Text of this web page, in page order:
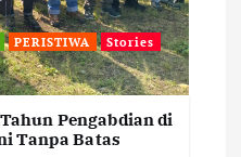
PERISTIWA
Stories
Pengabdian di
Tanpa Batas